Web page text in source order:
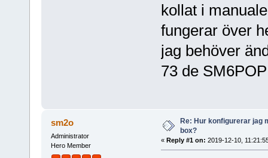
kollat i
fungerar över
jag behöver
73 de
sm2o
Administrator
Hero Member
Re: Hur konfigurerar jag
box?
« Reply #1 on: 2019-12-10,